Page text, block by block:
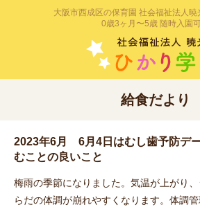
大阪市西成区の保育園 社会福祉法人暁
0歳3ヶ月〜5歳 随時入園
給食だより
2023年6月 6月4日はむし歯予防デ
むことの良いこと
梅雨の季節になりました。気温が上がり
らだの体調が崩れやすくなります。体調